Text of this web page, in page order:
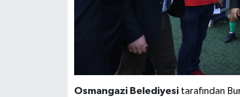
Osmangazi Belediyesitarafından